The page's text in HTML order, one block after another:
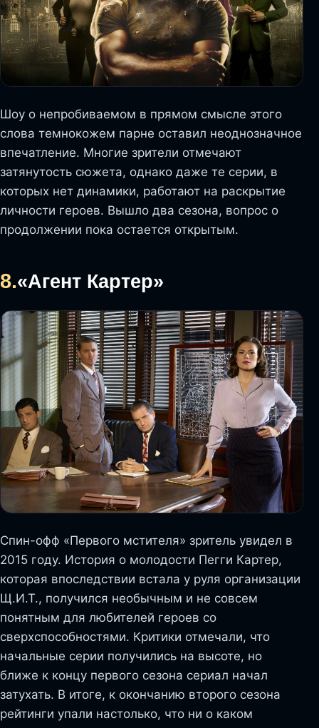
Шоу о непробиваемом в прямом смысле этого
слова темнокожем парне оставил неоднозначное
впечатление. Многие зрители отмечают
затянутость сюжета, однако даже те серии, в
которых нет динамики, работают на раскрытие
личности героев. Вышло два сезона, вопрос о
продолжении пока остается открытым.
8.«Агент Картер»
Спин-офф «Первого мстителя» зритель увидел в
2015 году. История о молодости Пегги Картер,
которая впоследствии встала у руля организации
Щ.И.Т., получился необычным и не совсем
понятным для любителей героев со
сверхспособностями. Критики отмечали, что
начальные серии получились на высоте, но
ближе к концу первого сезона сериал начал
затухать. В итоге, к окончанию второго сезона
рейтинги упали настолько, что ни о каком